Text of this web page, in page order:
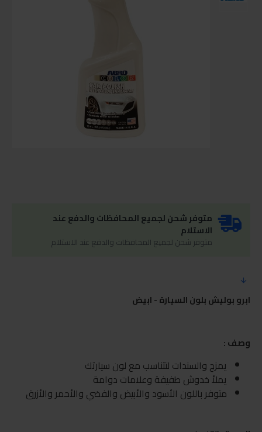
متوفر شحن لجميع المحافظات والدفع عند
الاستلام
متوفر شحن لجميع المحافظات والدفع عند الاستلام
ابرو بوليش بلون السيارة - ابيض
وصف :
يمزج والسندات لتتناسب مع لون سيارتك
يملأ خدوش طفيفة وعلامات دوامة
متوفر باللون الأسود والأبيض والفضي والأحمر والأزرق